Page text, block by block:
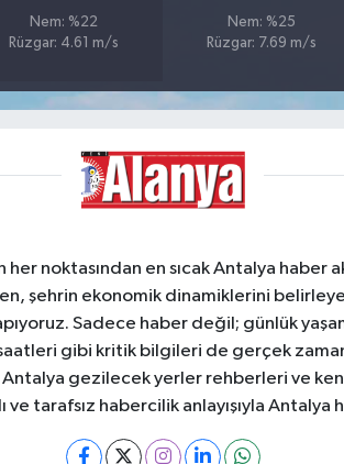
Nem: %22
Rüzgar: 4.61 m/s
Nem: %25
Rüzgar: 7.69 m/s
noktasından en sıcak Antalya haber
şehrin ekonomik dinamiklerini
Sadece haber değil; günlük
gibi kritik bilgileri de gerçek
gezilecek yerler rehberleri ve
ve tarafsız habercilik anlayışıyla